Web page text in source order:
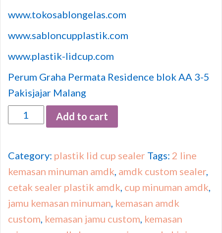
www.tokosablongelas.com
www.sabloncupplastik.com
www.plastik-lidcup.com
Perum Graha Permata Residence blok AA 3-5
Pakisjajar Malang
Quantity
Add to cart
Category: plastik lid cup sealer Tags: 2 line
kemasan minuman amdk amdk custom sealer
cetak sealer plastik amdk cup minuman amdk
jamu kemasan minuman kemasan amdk
custom kemasan jamu custom kemasan